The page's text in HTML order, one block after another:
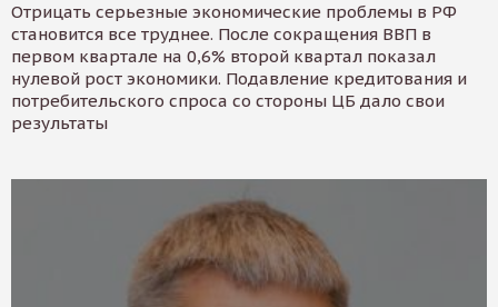
Отрицать серьезные экономические проблемы в РФ
становится все труднее. После сокращения ВВП в
первом квартале на 0,6% второй квартал показал
нулевой рост экономики. Подавление кредитования и
потребительского спроса со стороны ЦБ дало свои
результаты